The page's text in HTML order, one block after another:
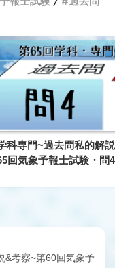
科専門~過去問私的解
回気象予報士試験・問4
&考察~第60回気象予